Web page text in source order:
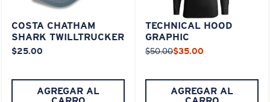
COSTA CHATHAM
SHARK TWILLTRUCKER
$25.00
AGREGAR AL
TECHNICAL HOOD
GRAPHIC
$50.00$35.00
AGREGAR AL